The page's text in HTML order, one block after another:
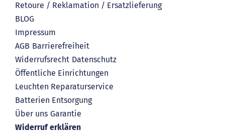
Retoure / Reklamation / Ersatzlieferung
BLOG
Impressum
AGB Barrierefreiheit
Widerrufsrecht Datenschutz
Öffentliche Einrichtungen
Leuchten Reparaturservice
Batterien Entsorgung
Über uns Garantie
Widerruf erklären